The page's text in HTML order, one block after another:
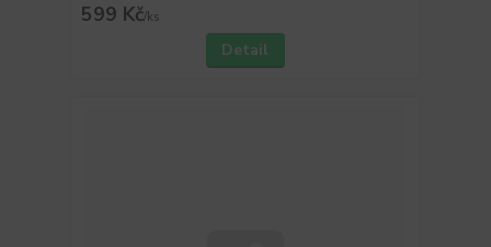
599 Kč/ks
Detail